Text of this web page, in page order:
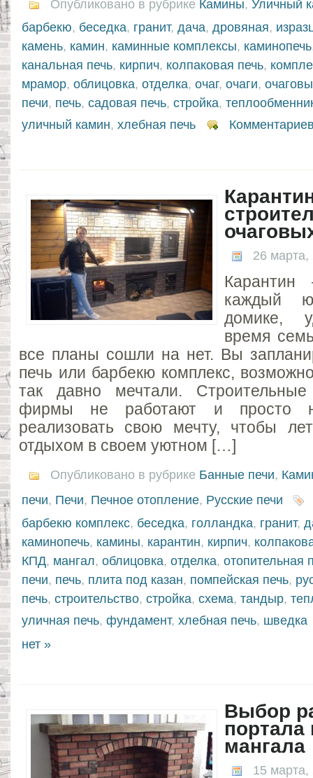
Опубликовано в рубрике Камины, Уличный
барбекю, беседка, гранит, дача, дровяная,
камень, камин, каминные комплексы, каминопечь
канальная печь, кирпич, колпаковая печь,
мрамор, облицовка, отделка, очаг, очаги,
печи, печь, садовая печь, стройка,
уличный камин, хлебная печь
26
каждый
домике,
время
все планы сошли на нет. Вы
печь или барбекю комплекс,
так давно мечтали.
фирмы не работают и просто
реализовать свою мечту, чтобы
отдыхом в своем уютном […]
Опубликовано в рубрике Банные печи,
печи, Печи, Печное отопление, Русские печи
барбекю комплекс, беседка, голландка, гранит,
каминопечь, камины, карантин, кирпич,
КПД, мангал, облицовка, отделка, отопительная
печи, печь, плита под казан, помпейская печь,
печь, строительство, стройка, схема, тандыр,
уличная печь, фундамент, хлебная печь, шведка
нет »
Выбор
портала
мангала
15